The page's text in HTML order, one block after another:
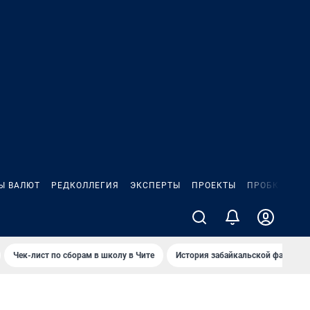
ВАЛЮТ РЕДКОЛЛЕГИЯ ЭКСПЕРТЫ ПРОЕКТЫ ПРОБКИ
Чек-лист по сборам в школу в Чите История забайкальской фамилии